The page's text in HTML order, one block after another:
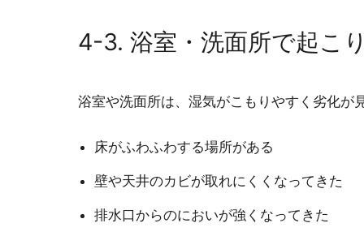
4-3. 浴室・洗面所で起こ
浴室や洗面所は、湿気がこもりやすく劣化が
床がふわふわする場所がある
壁や天井のカビが取れにくくなってきた
排水口からのにおいが強くなってきた